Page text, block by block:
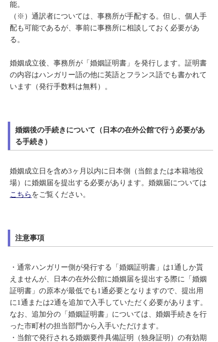
能。
（※）通訳者については、事務所が手配する。但し、個人手
配も可能であるが、事前に事務所に相談しておく必要があ
る。
婚姻成立後、事務所が「婚姻証明書」を発行します。証明書
の内容はハンガリー語の他に英語とフランス語でも書かれて
います（発行手数料は無料）。
婚姻後の手続きについて（日本の在外公館で行う必要があ
る手続き）
婚姻成立日を含め3ヶ月以内に日本側（当館または本籍地役
場）に婚姻届を提出する必要があります。婚姻届については
こちら をご覧ください。
注意事項
・通常ハンガリー側が発行する「婚姻証明書」は1通しか貰
えませんが、日本の在外公館に婚姻届を提出する際に「婚姻
証明書」の原本が最低でも1通必要となりますので、提出用
に1通または2通を追加で入手していただく必要があります。
なお、追加分の「婚姻証明書」については、婚姻手続きを行
った市町村の担当部門から入手いただけます。
・当館で発行される婚姻要件具備証明（独身証明）の有効期